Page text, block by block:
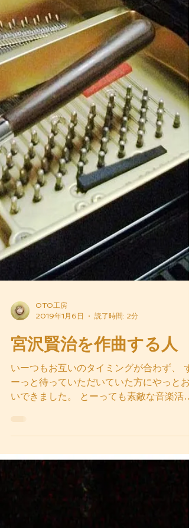
OTO工房
宮沢賢治を作曲する人
いーつもお互いのタイミングが合わず、 ず
ーっと待っていただいていた方にやっとお
で読み聞かせ公演やワークショップの活動
されています。...